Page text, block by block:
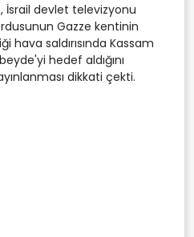
devlet televizyonu
Gazze kentinin
hava saldırısında Kassam
hedef aldığını
dikkati çekti.